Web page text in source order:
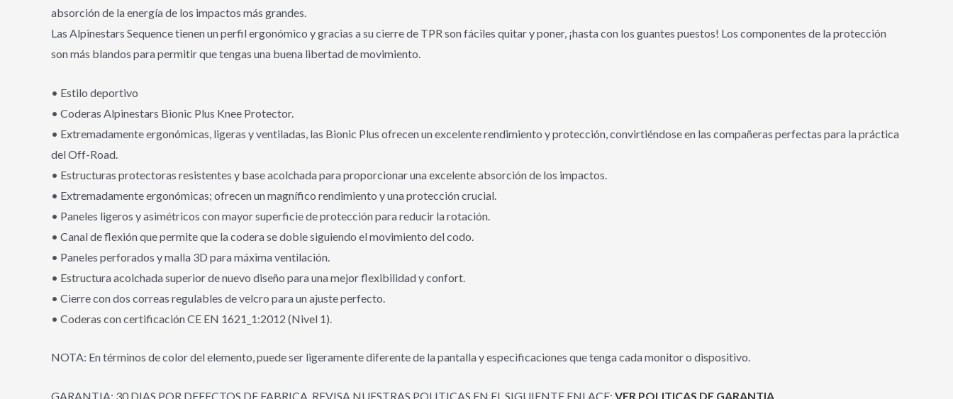
absorción de la energía de los impactos más grandes.
Las Alpinestars Sequence tienen un perfil ergonómico y gracias a su cierre de TPR son fáciles quitar y poner, ¡hasta con los guantes puestos! Los componentes de la protección
son más blandos para permitir que tengas una buena libertad de movimiento.
• Estilo deportivo
• Coderas Alpinestars Bionic Plus Knee Protector.
• Extremadamente ergonómicas, ligeras y ventiladas, las Bionic Plus ofrecen un excelente rendimiento y protección, convirtiéndose en las compañeras perfectas para la práctica
del Off-Road.
• Estructuras protectoras resistentes y base acolchada para proporcionar una excelente absorción de los impactos.
• Extremadamente ergonómicas; ofrecen un magnífico rendimiento y una protección crucial.
• Paneles ligeros y asimétricos con mayor superficie de protección para reducir la rotación.
• Canal de flexión que permite que la codera se doble siguiendo el movimiento del codo.
• Paneles perforados y malla 3D para máxima ventilación.
• Estructura acolchada superior de nuevo diseño para una mejor flexibilidad y confort.
• Cierre con dos correas regulables de velcro para un ajuste perfecto.
• Coderas con certificación CE EN 1621_1:2012 (Nivel 1).
NOTA: En términos de color del elemento, puede ser ligeramente diferente de la pantalla y especificaciones que tenga cada monitor o dispositivo.
GARANTIA: 30 DIAS POR DEFECTOS DE FABRICA, REVISA NUESTRAS POLITICAS EN EL SIGUIENTE ENLACE: VER POLITICAS DE GARANTIA